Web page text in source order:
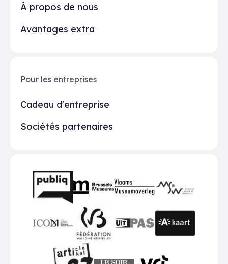
À propos de nous
Avantages extra
Pour les entreprises
Cadeau d'entreprise
Sociétés partenaires
Partenaires
FWB